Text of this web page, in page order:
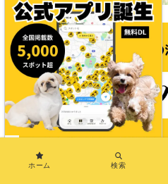
ホーム 検索